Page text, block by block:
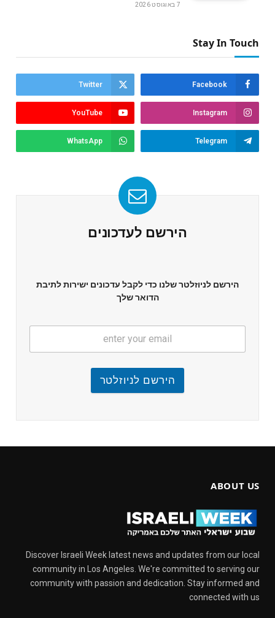
7 באוגוסט 2026
Stay In Touch
Facebook
Twitter
Instagram
YouTube
Telegram
WhatsApp
הירשם לעדכונים
הירשם לניוזלטר שלנו כדי לקבל עדכונים ישירות לתיבת
הדואר שלך
הירשם לניוזלטר
ABOUT US
Discover Israeli Week latest news and updates from our local
community in Los Angeles. We're committed to serving our
community with passion and dedication. Stay informed and
connected with us